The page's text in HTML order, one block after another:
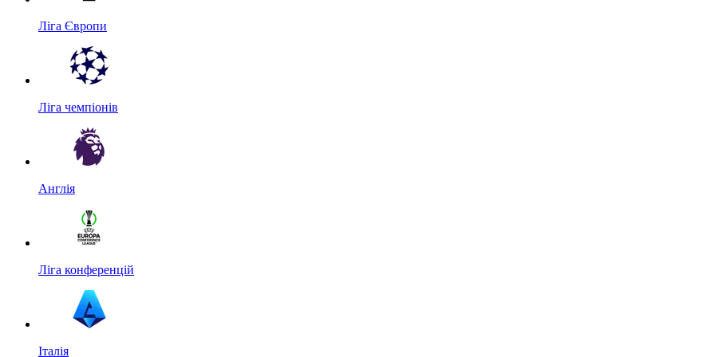
Ліга Європи
Ліга чемпіонів
Англія
Ліга конференцій
Італія